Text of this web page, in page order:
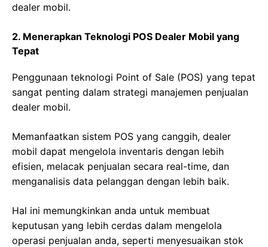
dealer mobil.
2. Menerapkan Teknologi POS Dealer Mobil yang
Tepat
Penggunaan teknologi Point of Sale (POS) yang tepat
sangat penting dalam strategi manajemen penjualan
dealer mobil.
Memanfaatkan sistem POS yang canggih, dealer
mobil dapat mengelola inventaris dengan lebih
efisien, melacak penjualan secara real-time, dan
menganalisis data pelanggan dengan lebih baik.
Hal ini memungkinkan anda untuk membuat
keputusan yang lebih cerdas dalam mengelola
operasi penjualan anda, seperti menyesuaikan stok